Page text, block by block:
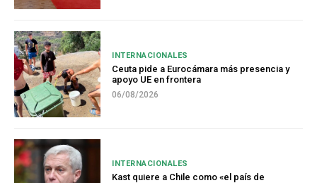
INTERNACIONALES
Ceuta pide a Eurocámara más presencia y
apoyo UE en frontera
06/08/2026
INTERNACIONALES
Kast quiere a Chile como «el país de